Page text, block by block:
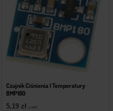
Czujnik Ciśnienia I Temperatury
BMP180
5,19 zł z VAT